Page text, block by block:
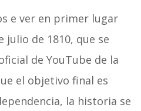
e ver en primer lugar
julio de 1810, que se
de YouTube de la
el objetivo final es
la historia se